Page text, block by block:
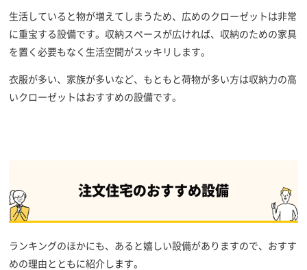
生活していると物が増えてしまうため、広めのクローゼットは非常
に重宝する設備です。収納スペースが広ければ、収納のための家具
を置く必要もなく生活空間がスッキリします。
衣服が多い、家族が多いなど、もともと荷物が多い方は収納力の高
いクローゼットはおすすめの設備です。
注文住宅のおすすめ設備
ランキングのほかにも、あると嬉しい設備がありますので、おすす
めの理由とともに紹介します。